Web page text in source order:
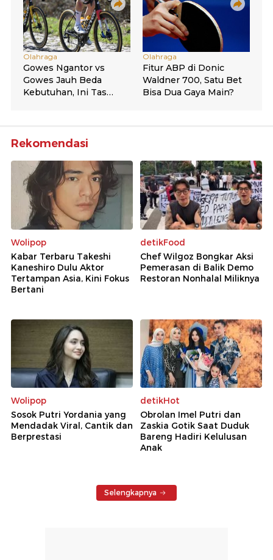
Rekomendasi
Wolipop
Kabar Terbaru Takeshi
Kaneshiro Dulu Aktor
Tertampan Asia, Kini Fokus
Bertani
detikFood
Chef Wilgoz Bongkar Aksi
Pemerasan di Balik Demo
Restoran Nonhalal Miliknya
Wolipop
Sosok Putri Yordania yang
Mendadak Viral, Cantik dan
Berprestasi
detikHot
Obrolan Imel Putri dan
Zaskia Gotik Saat Duduk
Bareng Hadiri Kelulusan
Anak
Selengkapnya